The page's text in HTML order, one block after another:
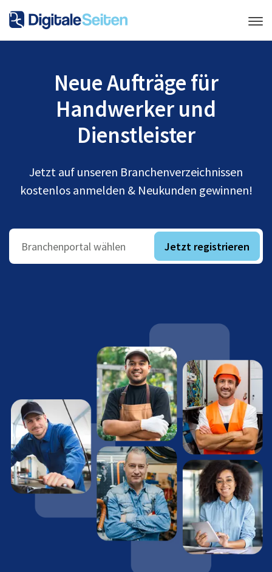
Neue Aufträge für
Handwerker und
Dienstleister
Jetzt auf unseren Branchenverzeichnissen
kostenlos anmelden & Neukunden gewinnen!
Branchenportal wählen Jetzt registrieren